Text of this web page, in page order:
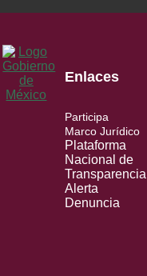
Enlaces
Participa
Marco Jurídico
Plataforma
Nacional de
Transparencia
Alerta
Denuncia